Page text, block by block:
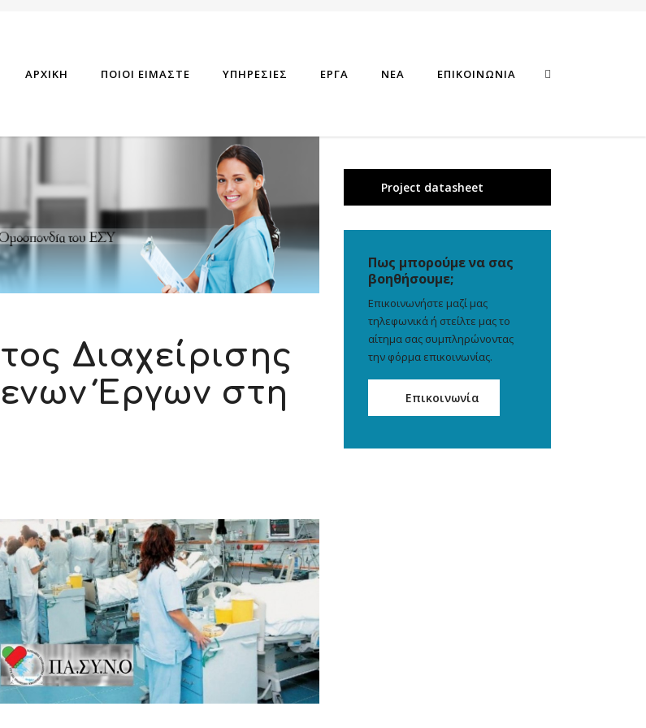
ΑΡΧΙΚΗ ΠΟΙΟΙ ΕΙΜΑΣΤΕ ΥΠΗΡΕΣΙΕΣ ΕΡΓΑ ΝΕΑ ΕΠΙΚΟΙΝΩΝΙΑ
Διαχείρισης
Έργων στη
Project datasheet
Πως μπορούμε να σας
βοηθήσουμε;
Επικοινωνήστε μαζί μας
τηλεφωνικά ή στείλτε μας το
αίτημα σας συμπληρώνοντας
την φόρμα επικοινωνίας.
Επικοινωνία